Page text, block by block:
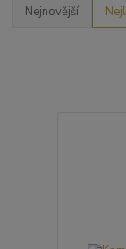
Nejnovější